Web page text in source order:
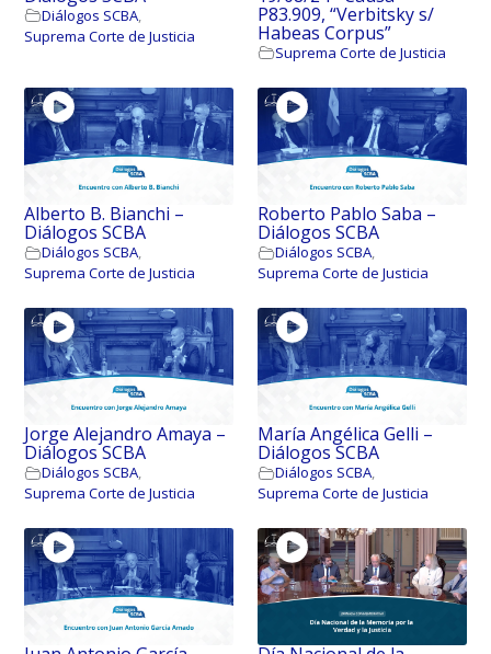
Diálogos SCBA,
Suprema Corte de Justicia
P83.909, “Verbitsky s/
Habeas Corpus”
Suprema Corte de Justicia
Alberto B. Bianchi –
Diálogos SCBA
Diálogos SCBA,
Suprema Corte de Justicia
Roberto Pablo Saba –
Diálogos SCBA
Diálogos SCBA,
Suprema Corte de Justicia
Jorge Alejandro Amaya –
Diálogos SCBA
Diálogos SCBA,
Suprema Corte de Justicia
María Angélica Gelli –
Diálogos SCBA
Diálogos SCBA,
Suprema Corte de Justicia